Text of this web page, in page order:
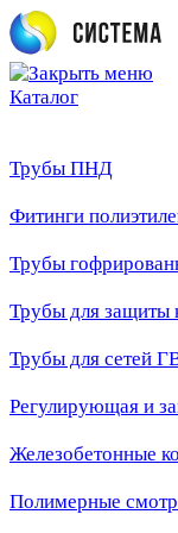
Каталог
Трубы ПНД
Фитинги
Трубы
Трубы для защиты
Трубы для сетей
Регулирующая и
Железобетонные
Полимерные